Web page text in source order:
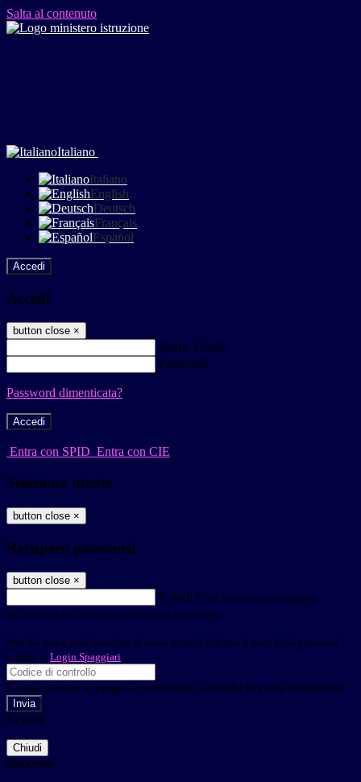
Salta al contenuto
Italiano
Italiano
English
Deutsch
Français
Español
Accedi
Accedi
button close ×
Nome Utente
Password
Password dimenticata?
-
Entra con SPID Entra con CIE
Seleziona utente
button close ×
Recupero password
button close ×
E-mail Verrà inviato un messaggio
all'indirizzo indicato con le istruzioni necessarie.
Non hai una e-mail associata al nome utente? Effettua il reset della password
tramite la Login Spaggiari
E-mail inviata, si prega di controllare la casella di posta elettronica!
Errore
Chiudi
Successo